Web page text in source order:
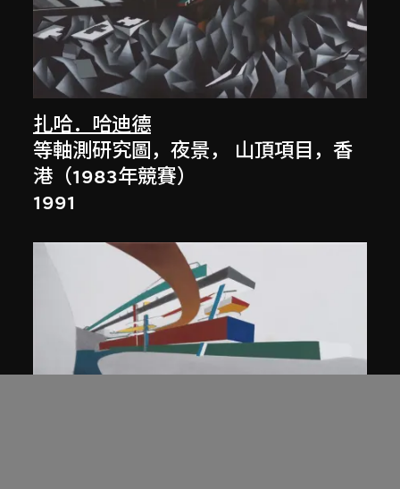
扎哈．哈迪德
等軸測研究圖，夜景， 山頂項目，香
港（1983年競賽）
1991